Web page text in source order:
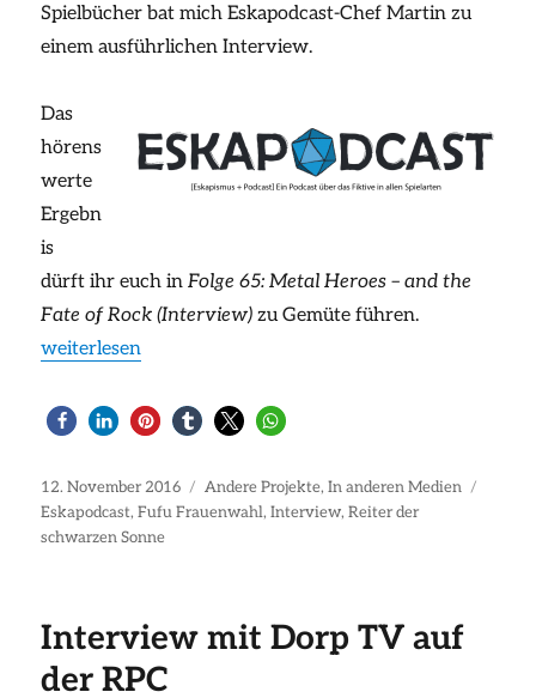
Spielbücher bat mich Eskapodcast-Chef Martin zu
einem ausführlichen Interview.
Das
hörens
werte
Ergebn
is
dürft ihr euch inFolge 65: Metal Heroes – and the
Fate of Rock (Interview) zu Gemüte führen.
„Interview mit Eskapodcast“
weiterlesen
Veröffentlicht
am
12. November 2016 Kategorien
Andere Projekte,In anderen Medien
Eskapodcast,Fufu Frauenwahl,Interview,Reiter der
schwarzen Sonne
Interview mit Dorp TV auf
der RPC